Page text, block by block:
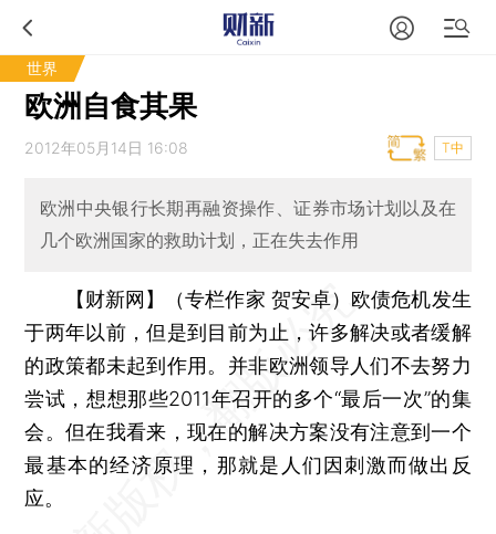
世界
欧洲自食其果
2012年05月14日 16:08 T中
欧洲中央银行长期再融资操作、证券市场计划以及在
几个欧洲国家的救助计划，正在失去作用
【财新网】（专栏作家 贺安卓） 欧债危机发生
于两年以前，但是到目前为止，许多解决或者缓解
的政策都未起到作用。并非欧洲领导人们不去努力
尝试，想想那些2011年召开的多个“最后一次”的集
会。但在我看来，现在的解决方案没有注意到一个
最基本的经济原理，那就是人们因刺激而做出反
应。